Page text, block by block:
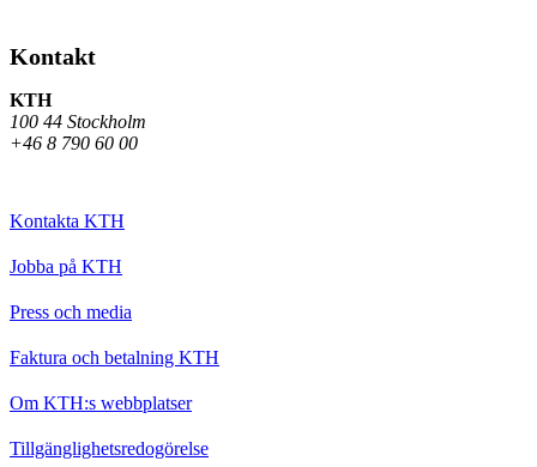
Kontakt
KTH
100 44 Stockholm
+46 8 790 60 00
Kontakta KTH
Jobba på KTH
Press och media
Faktura och betalning KTH
Om KTH:s webbplatser
Tillgänglighetsredogörelse